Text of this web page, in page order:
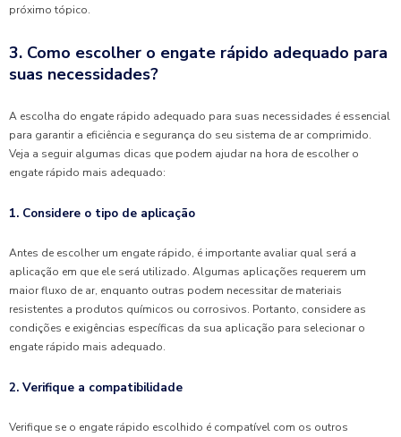
próximo tópico.
3. Como escolher o engate rápido adequado para
suas necessidades?
A escolha do engate rápido adequado para suas necessidades é essencial
para garantir a eficiência e segurança do seu sistema de ar comprimido.
Veja a seguir algumas dicas que podem ajudar na hora de escolher o
engate rápido mais adequado:
1. Considere o tipo de aplicação
Antes de escolher um engate rápido, é importante avaliar qual será a
aplicação em que ele será utilizado. Algumas aplicações requerem um
maior fluxo de ar, enquanto outras podem necessitar de materiais
resistentes a produtos químicos ou corrosivos. Portanto, considere as
condições e exigências específicas da sua aplicação para selecionar o
engate rápido mais adequado.
2. Verifique a compatibilidade
Verifique se o engate rápido escolhido é compatível com os outros